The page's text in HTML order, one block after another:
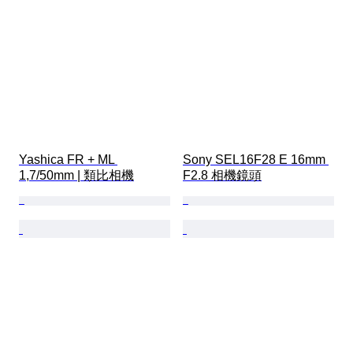
Yashica FR + ML
1,7/50mm | 類比相機
Sony SEL16F28 E 16mm
F2.8 相機鏡頭